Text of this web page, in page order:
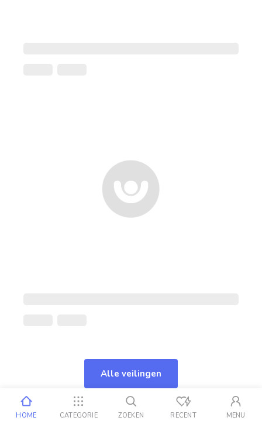
Alle veilingen
HOME CATEGORIE ZOEKEN RECENT MENU